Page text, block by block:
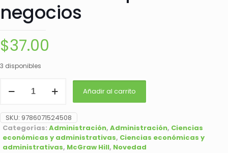
negocios
$37.00
3 disponibles
para
cantidad
Añadir al carrito
SKU: 9786071524508
Categorías: Administración, Administración, Ciencias
económicas y administrativas, Ciencias económicas y
administrativas, McGraw Hill, Novedad